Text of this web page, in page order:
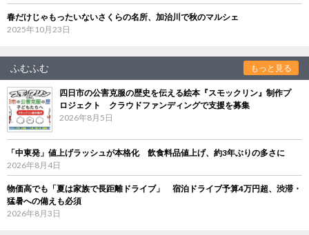
春だけじゃもったいないさくらの名所、加治川で秋のマルシェ
2025年10月23日
ふむふむ もっと見る
四日市の公害克服の歴史を伝える絵本『スモックリン』制作プ
ロジェクト クラウドファンディングで支援を募集
2026年8月5日
「中東発」値上げラッシュが本格化 飲食料品値上げ、約3年ぶりの多さに
2026年8月4日
物価高でも「夏は家族で長距離ドライブ」 宿泊ドライブ予算4万円超、渋滞・
猛暑への備えも必須
2026年8月3日